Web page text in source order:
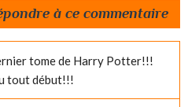
à ce commentaire
tome de Harry Potter!!!
tout début!!!